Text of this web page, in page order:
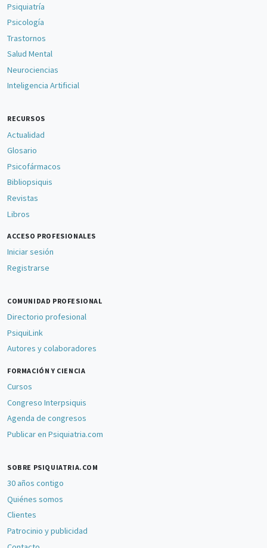
Psiquiatría
Psicología
Trastornos
Salud Mental
Neurociencias
Inteligencia Artificial
RECURSOS
Actualidad
Glosario
Psicofármacos
Bibliopsiquis
Revistas
Libros
ACCESO PROFESIONALES
Iniciar sesión
Registrarse
COMUNIDAD PROFESIONAL
Directorio profesional
PsiquiLink
Autores y colaboradores
FORMACIÓN Y CIENCIA
Cursos
Congreso Interpsiquis
Agenda de congresos
Publicar en Psiquiatria.com
SOBRE PSIQUIATRIA.COM
30 años contigo
Quiénes somos
Clientes
Patrocinio y publicidad